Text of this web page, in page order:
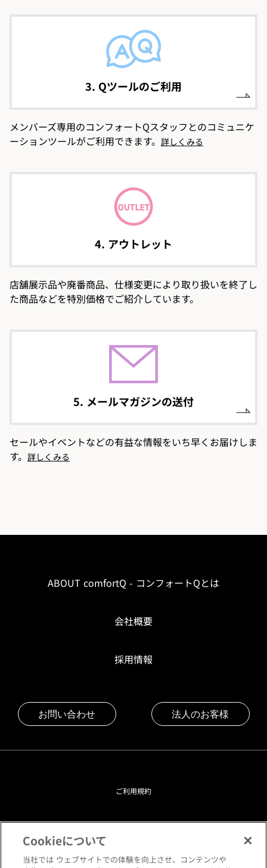
3. Qツールのご利用
メンバーズ専用のコンフォートQスタッフとのコミュニケ
ーションツールがご利用できます。 詳しくみる
4. アウトレット
店舗展示品や廃番商品、仕様変更により取り扱いを終了し
た商品などを特別価格でご紹介しています。
5. メールマガジンの送付
セールやイベントなどの有益な情報をいち早くお届けしま
す。 詳しくみる
ABOUT comfortQ - コンフォートQとは
会社概要
採用情報
お問い合わせ 法人のお客様
ご利用規約
プライバシーポリシー
クッキーポリシー
Cookieについて
当社では ウェブサイトでの体験を向上させ、コンテンツや